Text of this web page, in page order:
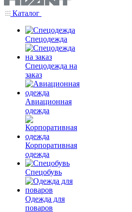
Каталог
Спецодежда
Спецодежда на
заказ
Авиационная
одежда
Корпоративная
одежда
Спецобувь
Одежда для
поваров